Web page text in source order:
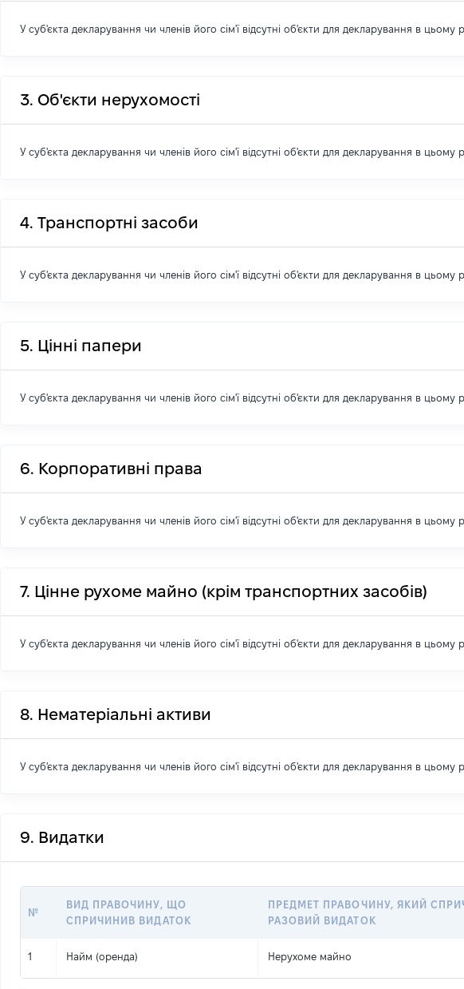
У суб'єкта декларування чи членів його сім'ї відсутні об'єкти для декларування в цьому
3. Об'єкти нерухомості
У суб'єкта декларування чи членів його сім'ї відсутні об'єкти для декларування в цьому
4. Транспортні засоби
У суб'єкта декларування чи членів його сім'ї відсутні об'єкти для декларування в цьому
5. Цінні папери
У суб'єкта декларування чи членів його сім'ї відсутні об'єкти для декларування в цьому
6. Корпоративні права
У суб'єкта декларування чи членів його сім'ї відсутні об'єкти для декларування в цьому
7. Цінне рухоме майно (крім транспортних засобів)
У суб'єкта декларування чи членів його сім'ї відсутні об'єкти для декларування в цьому
8. Нематеріальні активи
У суб'єкта декларування чи членів його сім'ї відсутні об'єкти для декларування в цьому
9. Видатки
№
ВИД ПРАВОЧИНУ, ЩО
СПРИЧИНИВ ВИДАТОК
ПРЕДМЕТ ПРАВОЧИНУ, ЯКИЙ
РАЗОВИЙ ВИДАТОК
1 Найм (оренда) Нерухоме майно